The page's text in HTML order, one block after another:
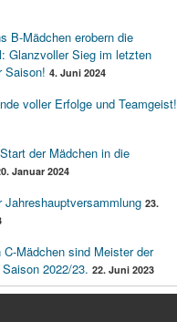
B-Mädchen erobern die
Glanzvoller Sieg im letzten
Saison! 4. Juni 2024
voller Erfolge und Teamgeist!
der Mädchen in die
Januar 2024
Jahreshauptversammlung 23.
C-Mädchen sind Meister der
2022/23. 22. Juni 2023